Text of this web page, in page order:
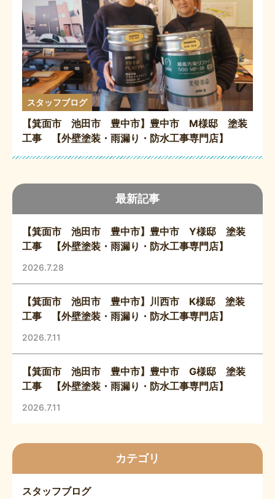
最新記事
【箕面市 池田市 豊中市】豊中市 Y様邸 塗装
工事 【外壁塗装・雨漏り・防水工事専門店】
2026.7.28
【箕面市 池田市 豊中市】川西市 K様邸 塗装
工事 【外壁塗装・雨漏り・防水工事専門店】
2026.7.11
【箕面市 池田市 豊中市】豊中市 G様邸 塗装
工事 【外壁塗装・雨漏り・防水工事専門店】
2026.7.11
カテゴリ
スタッフブログ
スタッフブログ
【箕面市 池田市 豊中市】豊中市 M様邸 塗装
工事 【外壁塗装・雨漏り・防水工事専門店】